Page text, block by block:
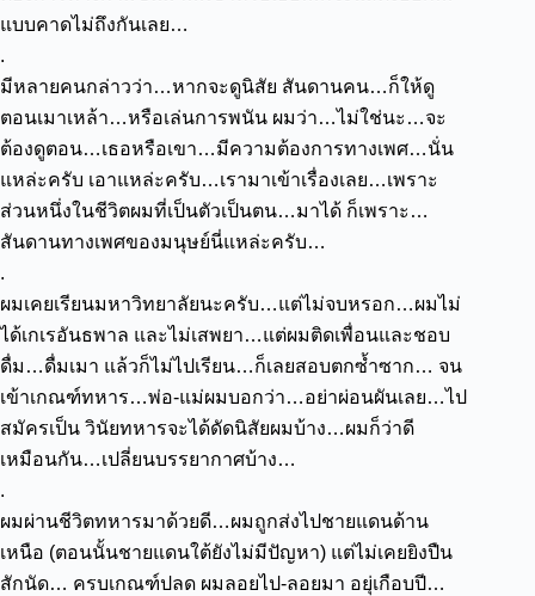
แบบคาดไม่ถึงกันเลย…
.
มีหลายคนกล่าวว่า…หากจะดูนิสัย สันดานคน…ก็ให้ดู
ตอนเมาเหล้า…หรือเล่นการพนัน ผมว่า…ไม่ใช่นะ…จะ
ต้องดูตอน…เธอหรือเขา…มีความต้องการทางเพศ…นั่น
แหล่ะครับ เอาแหล่ะครับ…เรามาเข้าเรื่องเลย…เพราะ
ส่วนหนึ่งในชีวิตผมที่เป็นตัวเป็นตน…มาได้ ก็เพราะ…
สันดานทางเพศของมนุษย์นี่แหล่ะครับ…
.
ผมเคยเรียนมหาวิทยาลัยนะครับ…แต่ไม่จบหรอก…ผมไม่
ได้เกเรอันธพาล และไม่เสพยา…แต่ผมติดเพื่อนและชอบ
ดื่ม…ดื่มเมา แล้วก็ไม่ไปเรียน…ก็เลยสอบตกซ้ำซาก… จน
เข้าเกณฑ์ทหาร…พ่อ-แม่ผมบอกว่า…อย่าผ่อนผันเลย…ไป
สมัครเป็น วินัยทหารจะได้ดัดนิสัยผมบ้าง…ผมก็ว่าดี
เหมือนกัน…เปลี่ยนบรรยากาศบ้าง…
.
ผมผ่านชีวิตทหารมาด้วยดี…ผมถูกส่งไปชายแดนด้าน
เหนือ (ตอนนั้นชายแดนใต้ยังไม่มีปัญหา) แต่ไม่เคยยิงปืน
สักนัด… ครบเกณฑ์ปลด ผมลอยไป-ลอยมา อยุ่เกือบปี…